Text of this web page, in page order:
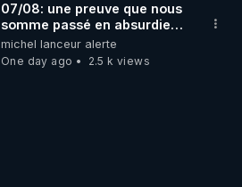
07/08: une preuve que nous
somme passé en absurdie
une dictature qui veut faire
taire ses opposant !
michel lanceur alerte
One day ago
2.5 k views